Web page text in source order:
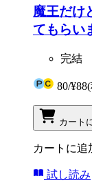
魔王だけ
てもらい
完結
80/¥88
カート
カートに追
試し読み